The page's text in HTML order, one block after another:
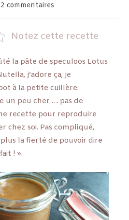
2 commentaires
Notez cette recette
la pâte de speculoos Lotus
j’adore ça, je
à la petite cuillère.
un peu cher … pas de
recette pour reproduire
chez soi. Pas compliqué,
la fierté de pouvoir dire
! ».